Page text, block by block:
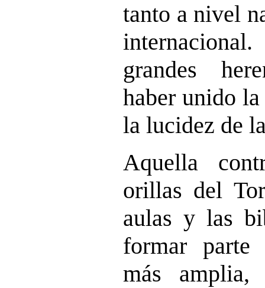
tanto a nivel
grandes
haber unido
la lucidez de
Aquella
orillas del
aulas y las
formar parte
más